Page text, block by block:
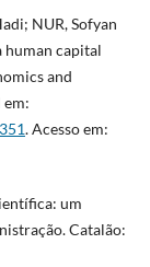
NUR, Sofyan
human capital
and
em:
. Acesso em:
um
Catalão: